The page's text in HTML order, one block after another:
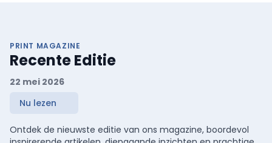
PRINT MAGAZINE
Recente Editie
22 mei 2026
Nu lezen
Ontdek de nieuwste editie van ons magazine, boordevol